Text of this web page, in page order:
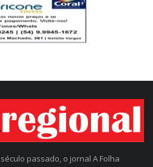
passado, o jornal A Folha